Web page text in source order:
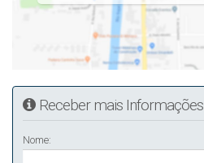
Receber mais Informações
Nome: